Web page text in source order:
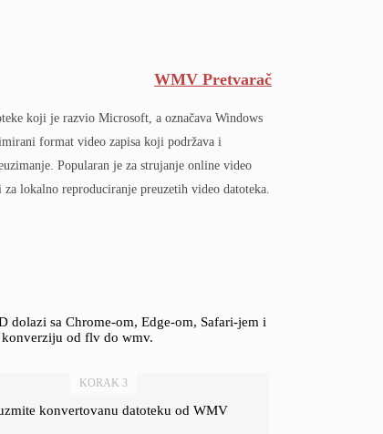
WMV Pretvarač
koji je razvio Microsoft, a označava Windows
format video zapisa koji podržava i
Popularan je za strujanje online video
za lokalno reproduciranje preuzetih video datoteka.
dolazi sa Chrome-om, Edge-om, Safari-jem i
konverziju od flv do wmv.
KORAK 3
konvertovanu datoteku od WMV